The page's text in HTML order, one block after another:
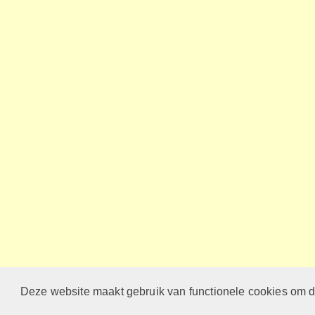
Deze website maakt gebruik van functionele cookies